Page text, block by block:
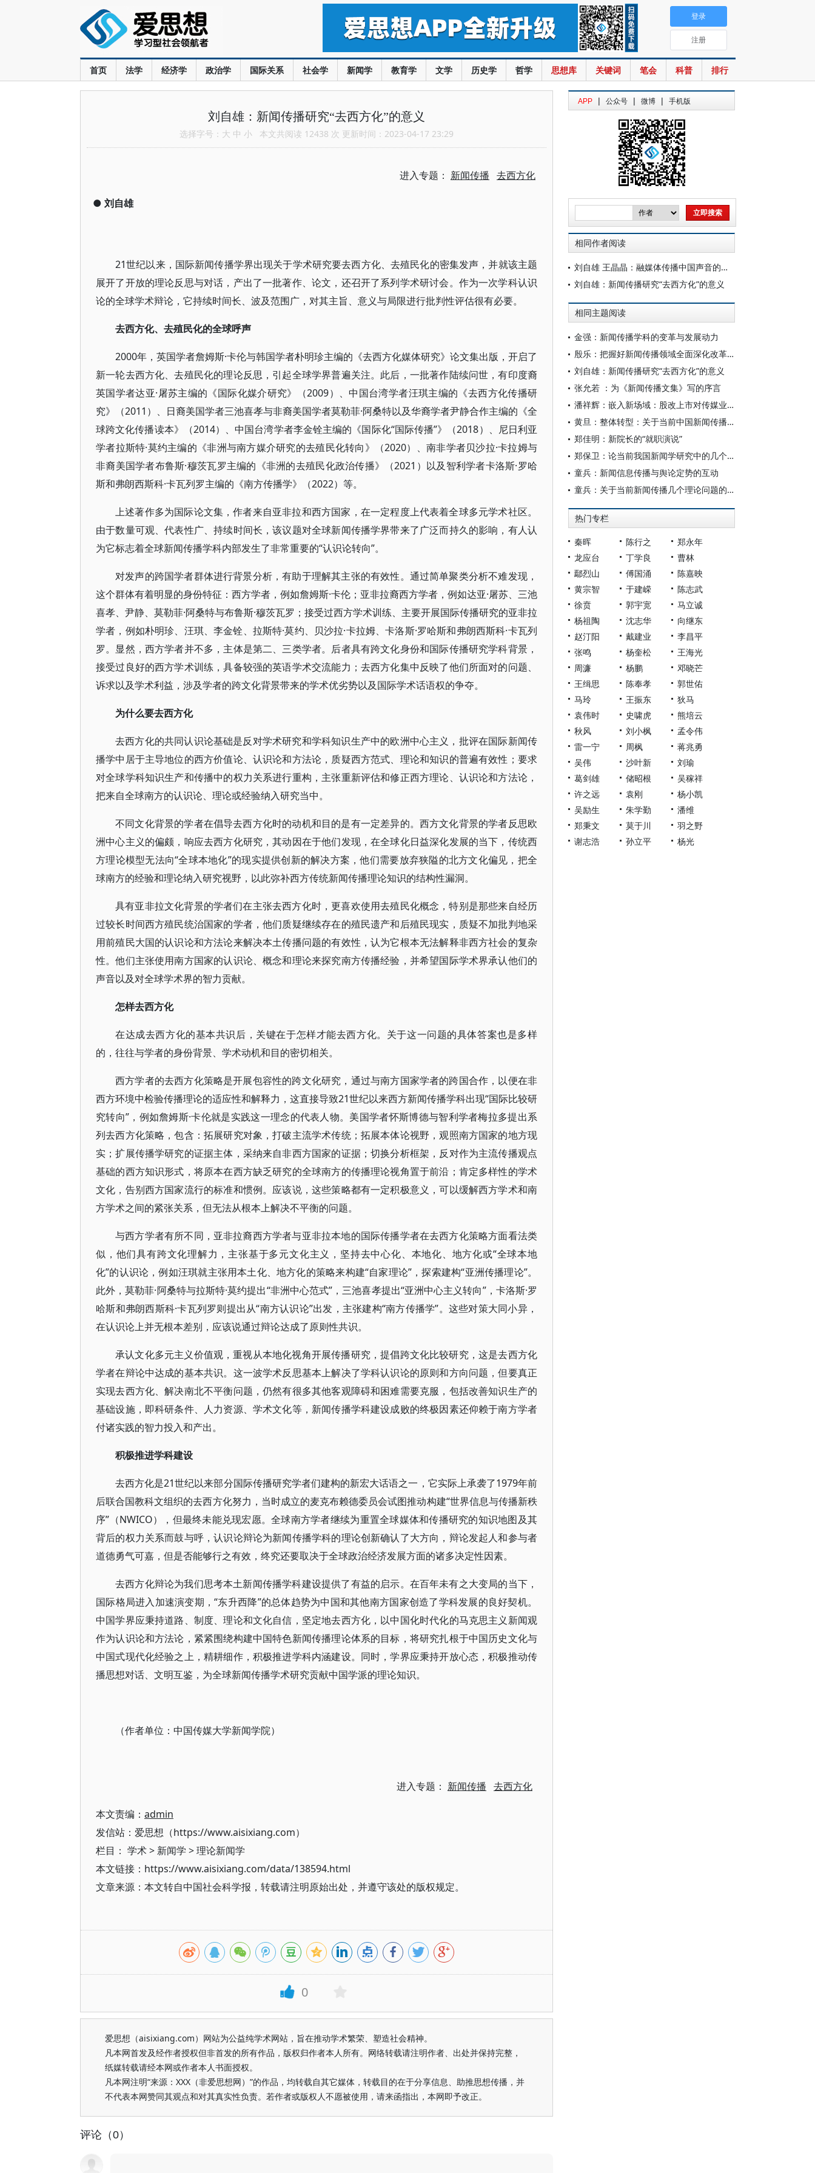
首页 法学 经济学 政治学 国际关系 社会学 新闻学 教育学 文学 历史学 哲学 思想库 关键词 笔会 科普 排行
登录
注册
刘自雄：新闻传播研究“去西方化”的意义
选择字号： 大 中 小 本文共阅读 12438 次 更新时间：2023-04-17 23:29
进入专题： 新闻传播 去西方化
● 刘自雄
21世纪以来，国际新闻传播学界出现关于学术研究要去西方化、去殖民化的密集发声，并就该主题
展开了开放的理论反思与对话，产出了一批著作、论文，还召开了系列学术研讨会。作为一次学科认识
论的全球学术辩论，它持续时间长、波及范围广，对其主旨、意义与局限进行批判性评估很有必要。
去西方化、去殖民化的全球呼声
2000年，英国学者詹姆斯·卡伦与韩国学者朴明珍主编的《去西方化媒体研究》论文集出版，开启了
新一轮去西方化、去殖民化的理论反思，引起全球学界普遍关注。此后，一批著作陆续问世，有印度裔
英国学者达亚·屠苏主编的《国际化媒介研究》（2009）、中国台湾学者汪琪主编的《去西方化传播研
究》（2011）、日裔美国学者三池喜孝与非裔美国学者莫勒菲·阿桑特以及华裔学者尹静合作主编的《全
球跨文化传播读本》（2014）、中国台湾学者李金铨主编的《国际化“国际传播”》（2018）、尼日利亚
学者拉斯特·莫约主编的《非洲与南方媒介研究的去殖民化转向》（2020）、南非学者贝沙拉·卡拉姆与
非裔美国学者布鲁斯·穆茨瓦罗主编的《非洲的去殖民化政治传播》（2021）以及智利学者卡洛斯·罗哈
斯和弗朗西斯科·卡瓦列罗主编的《南方传播学》（2022）等。
上述著作多为国际论文集，作者来自亚非拉和西方国家，在一定程度上代表着全球多元学术社区。
由于数量可观、代表性广、持续时间长，该议题对全球新闻传播学界带来了广泛而持久的影响，有人认
为它标志着全球新闻传播学科内部发生了非常重要的“认识论转向”。
对发声的跨国学者群体进行背景分析，有助于理解其主张的有效性。通过简单聚类分析不难发现，
这个群体有着明显的身份特征：西方学者，例如詹姆斯·卡伦；亚非拉裔西方学者，例如达亚·屠苏、三池
喜孝、尹静、莫勒菲·阿桑特与布鲁斯·穆茨瓦罗；接受过西方学术训练、主要开展国际传播研究的亚非拉
学者，例如朴明珍、汪琪、李金铨、拉斯特·莫约、贝沙拉·卡拉姆、卡洛斯·罗哈斯和弗朗西斯科·卡瓦列
罗。显然，西方学者并不多，主体是第二、三类学者。后者具有跨文化身份和国际传播研究学科背景，
接受过良好的西方学术训练，具备较强的英语学术交流能力；去西方化集中反映了他们所面对的问题、
诉求以及学术利益，涉及学者的跨文化背景带来的学术优劣势以及国际学术话语权的争夺。
为什么要去西方化
去西方化的共同认识论基础是反对学术研究和学科知识生产中的欧洲中心主义，批评在国际新闻传
播学中居于主导地位的西方价值论、认识论和方法论，质疑西方范式、理论和知识的普遍有效性；要求
对全球学科知识生产和传播中的权力关系进行重构，主张重新评估和修正西方理论、认识论和方法论，
把来自全球南方的认识论、理论或经验纳入研究当中。
不同文化背景的学者在倡导去西方化时的动机和目的是有一定差异的。西方文化背景的学者反思欧
洲中心主义的偏颇，响应去西方化研究，其动因在于他们发现，在全球化日益深化发展的当下，传统西
方理论模型无法向“全球本地化”的现实提供创新的解决方案，他们需要放弃狭隘的北方文化偏见，把全
球南方的经验和理论纳入研究视野，以此弥补西方传统新闻传播理论知识的结构性漏洞。
具有亚非拉文化背景的学者们在主张去西方化时，更喜欢使用去殖民化概念，特别是那些来自经历
过较长时间西方殖民统治国家的学者，他们质疑继续存在的殖民遗产和后殖民现实，质疑不加批判地采
用前殖民大国的认识论和方法论来解决本土传播问题的有效性，认为它根本无法解释非西方社会的复杂
性。他们主张使用南方国家的认识论、概念和理论来探究南方传播经验，并希望国际学术界承认他们的
声音以及对全球学术界的智力贡献。
怎样去西方化
在达成去西方化的基本共识后，关键在于怎样才能去西方化。关于这一问题的具体答案也是多样
的，往往与学者的身份背景、学术动机和目的密切相关。
西方学者的去西方化策略是开展包容性的跨文化研究，通过与南方国家学者的跨国合作，以便在非
西方环境中检验传播理论的适应性和解释力，这直接导致21世纪以来西方新闻传播学科出现“国际比较研
究转向”，例如詹姆斯·卡伦就是实践这一理念的代表人物。美国学者怀斯博德与智利学者梅拉多提出系
列去西方化策略，包含：拓展研究对象，打破主流学术传统；拓展本体论视野，观照南方国家的地方现
实；扩展传播学研究的证据主体，采纳来自非西方国家的证据；切换分析框架，反对作为主流传播观点
基础的西方知识形式，将原本在西方缺乏研究的全球南方的传播理论视角置于前沿；肯定多样性的学术
文化，告别西方国家流行的标准和惯例。应该说，这些策略都有一定积极意义，可以缓解西方学术和南
方学术之间的紧张关系，但无法从根本上解决不平衡的问题。
与西方学者有所不同，亚非拉裔西方学者与亚非拉本地的国际传播学者在去西方化策略方面看法类
似，他们具有跨文化理解力，主张基于多元文化主义，坚持去中心化、本地化、地方化或“全球本地
化”的认识论，例如汪琪就主张用本土化、地方化的策略来构建“自家理论”，探索建构“亚洲传播理论”。
此外，莫勒菲·阿桑特与拉斯特·莫约提出“非洲中心范式”，三池喜孝提出“亚洲中心主义转向”，卡洛斯·罗
哈斯和弗朗西斯科·卡瓦列罗则提出从“南方认识论”出发，主张建构“南方传播学”。这些对策大同小异，
在认识论上并无根本差别，应该说通过辩论达成了原则性共识。
承认文化多元主义价值观，重视从本地化视角开展传播研究，提倡跨文化比较研究，这是去西方化
学者在辩论中达成的基本共识。这一波学术反思基本上解决了学科认识论的原则和方向问题，但要真正
实现去西方化、解决南北不平衡问题，仍然有很多其他客观障碍和困难需要克服，包括改善知识生产的
基础设施，即科研条件、人力资源、学术文化等，新闻传播学科建设成败的终极因素还仰赖于南方学者
付诸实践的智力投入和产出。
积极推进学科建设
去西方化是21世纪以来部分国际传播研究学者们建构的新宏大话语之一，它实际上承袭了1979年前
后联合国教科文组织的去西方化努力，当时成立的麦克布赖德委员会试图推动构建“世界信息与传播新秩
序”（NWICO），但最终未能兑现宏愿。全球南方学者继续为重置全球媒体和传播研究的知识地图及其
背后的权力关系而鼓与呼，认识论辩论为新闻传播学科的理论创新确认了大方向，辩论发起人和参与者
道德勇气可嘉，但是否能够行之有效，终究还要取决于全球政治经济发展方面的诸多决定性因素。
去西方化辩论为我们思考本土新闻传播学科建设提供了有益的启示。在百年未有之大变局的当下，
国际格局进入加速演变期，“东升西降”的总体趋势为中国和其他南方国家创造了学科发展的良好契机。
中国学界应秉持道路、制度、理论和文化自信，坚定地去西方化，以中国化时代化的马克思主义新闻观
作为认识论和方法论，紧紧围绕构建中国特色新闻传播理论体系的目标，将研究扎根于中国历史文化与
中国式现代化经验之上，精耕细作，积极推进学科内涵建设。同时，学界应秉持开放心态，积极推动传
播思想对话、文明互鉴，为全球新闻传播学术研究贡献中国学派的理论知识。
（作者单位：中国传媒大学新闻学院）
进入专题： 新闻传播 去西方化
本文责编： admin
发信站：爱思想（https://www.aisixiang.com）
栏目： 学术> 新闻学 >理论新闻学
本文链接：https://www.aisixiang.com/data/138594.html
文章来源：本文转自中国社会科学报，转载请注明原始出处，并遵守该处的版权规定。
0
爱思想（aisixiang.com）网站为公益纯学术网站，旨在推动学术繁荣、塑造社会精神。
凡本网首发及经作者授权但非首发的所有作品，版权归作者本人所有。网络转载请注明作者、出处并保持完整，
纸媒转载请经本网或作者本人书面授权。
凡本网注明“来源：XXX（非爱思想网）”的作品，均转载自其它媒体，转载目的在于分享信息、助推思想传播，并
不代表本网赞同其观点和对其真实性负责。若作者或版权人不愿被使用，请来函指出，本网即予改正。
评论（0）
APP | 公众号 | 微博 | 手机版
相同作者阅读
刘自雄 王晶晶：融媒体传播中国声音的新实践
刘自雄：新闻传播研究“去西方化”的意义
相同主题阅读
金强：新闻传播学科的变革与发展动力
殷乐：把握好新闻传播领域全面深化改革的三个“推进”
刘自雄：新闻传播研究“去西方化”的意义
张允若 ：为《新闻传播文集》写的序言
潘祥辉：嵌入新场域：股改上市对传媒业单位体制的改造及影响
黄旦：整体转型：关于当前中国新闻传播学科建设的一点想法
郑佳明：新院长的“就职演说”
郑保卫：论当前我国新闻学研究中的几个理论热点问题
童兵：新闻信息传播与舆论定势的互动
童兵：关于当前新闻传播几个理论问题的思考
热门专栏
秦晖 陈行之
郑永年
龙应台
丁学良
曹林
鄢烈山
傅国涌
陈嘉映
黄宗智
于建嵘
陈志武
徐贲
郭宇宽
马立诚
杨祖陶
沈志华
向继东
赵汀阳
戴建业
李昌平
张鸣
杨奎松
王海光
周濂
杨鹏
邓晓芒
王缉思
陈奉孝
郭世佑
马玲
王振东
狄马
袁伟时
史啸虎
熊培云
秋风
刘小枫
孟令伟
雷一宁
周枫
蒋兆勇
吴伟
沙叶新
刘瑜
葛剑雄
储昭根
吴稼祥
许之远
袁刚
杨小凯
吴励生
朱学勤
潘维
郑秉文
莫于川
羽之野
谢志浩
孙立平 杨光